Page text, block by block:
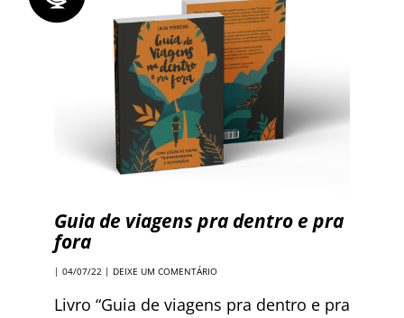
Guia de viagens pra dentro e pra
fora
| 04/07/22 | DEIXE UM COMENTÁRIO
Livro “Guia de viagens pra dentro e pra